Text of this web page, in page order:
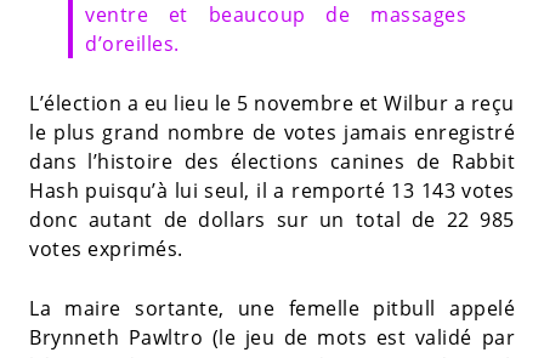
ventre et beaucoup de massages
d’oreilles.
L’élection a eu lieu le 5 novembre et Wilbur a reçu
le plus grand nombre de votes jamais enregistré
dans l’histoire des élections canines de Rabbit
Hash puisqu’à lui seul, il a remporté 13 143 votes
donc autant de dollars sur un total de 22 985
votes exprimés.
La maire sortante, une femelle pitbull appelé
Brynneth Pawltro (le jeu de mots est validé par